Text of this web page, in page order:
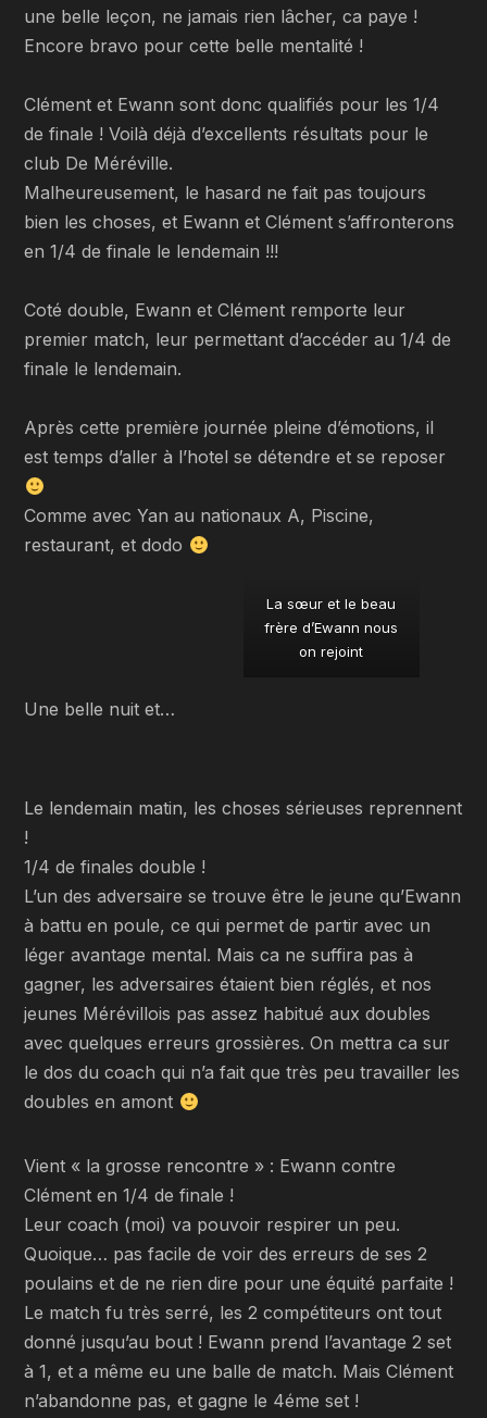
une belle leçon, ne jamais rien lâcher, ca paye !
Encore bravo pour cette belle mentalité !
Clément et Ewann sont donc qualifiés pour les 1/4
de finale ! Voilà déjà d’excellents résultats pour le
club De Méréville.
Malheureusement, le hasard ne fait pas toujours
bien les choses, et Ewann et Clément s’affronterons
en 1/4 de finale le lendemain !!!
Coté double, Ewann et Clément remporte leur
premier match, leur permettant d’accéder au 1/4 de
finale le lendemain.
Après cette première journée pleine d’émotions, il
est temps d’aller à l’hotel se détendre et se reposer
Comme avec Yan au nationaux A, Piscine,
restaurant, et dodo
La sœur et le beau
frère d’Ewann nous
on rejoint
Une belle nuit et…
Le lendemain matin, les choses sérieuses reprennent
!
1/4 de finales double !
L’un des adversaire se trouve être le jeune qu’Ewann
à battu en poule, ce qui permet de partir avec un
léger avantage mental. Mais ca ne suffira pas à
gagner, les adversaires étaient bien réglés, et nos
jeunes Mérévillois pas assez habitué aux doubles
avec quelques erreurs grossières. On mettra ca sur
le dos du coach qui n’a fait que très peu travailler les
doubles en amont
Vient « la grosse rencontre » : Ewann contre
Clément en 1/4 de finale !
Leur coach (moi) va pouvoir respirer un peu.
Quoique… pas facile de voir des erreurs de ses 2
poulains et de ne rien dire pour une équité parfaite !
Le match fu très serré, les 2 compétiteurs ont tout
donné jusqu’au bout ! Ewann prend l’avantage 2 set
à 1, et a même eu une balle de match. Mais Clément
n’abandonne pas, et gagne le 4éme set !